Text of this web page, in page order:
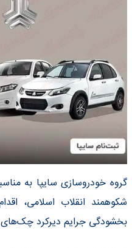
گروه خودروسازی سایپا به
شکوهمند انقلاب اسلامی،
بخشودگی جرایم دیرکرد